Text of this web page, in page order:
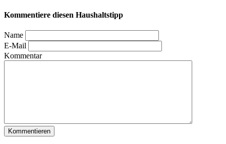
Kommentiere diesen Haushaltstipp
Name
E-Mail
Kommentar